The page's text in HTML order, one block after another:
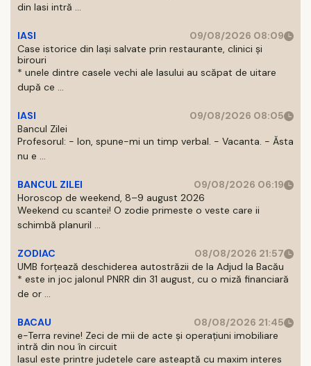
din Iasi intră ...
IASI
09/08/2026 08:09
Case istorice din Iași salvate prin restaurante, clinici și
birouri
* unele dintre casele vechi ale Iasului au scăpat de uitare
după ce ...
IASI
09/08/2026 08:05
Bancul Zilei
Profesorul: - Ion, spune-mi un timp verbal. - Vacanta. - Ăsta
nu e ...
BANCUL ZILEI
09/08/2026 06:19
Horoscop de weekend, 8–9 august 2026
Weekend cu scantei! O zodie primeste o veste care ii
schimbă planuril ...
ZODIAC
08/08/2026 21:57
UMB forțează deschiderea autostrăzii de la Adjud la Bacău
* este in joc jalonul PNRR din 31 august, cu o miză financiară
de or ...
BACAU
08/08/2026 21:45
e-Terra revine! Zeci de mii de acte și operațiuni imobiliare
intră din nou în circuit
Iasul este printre judetele care asteaptă cu maxim interes